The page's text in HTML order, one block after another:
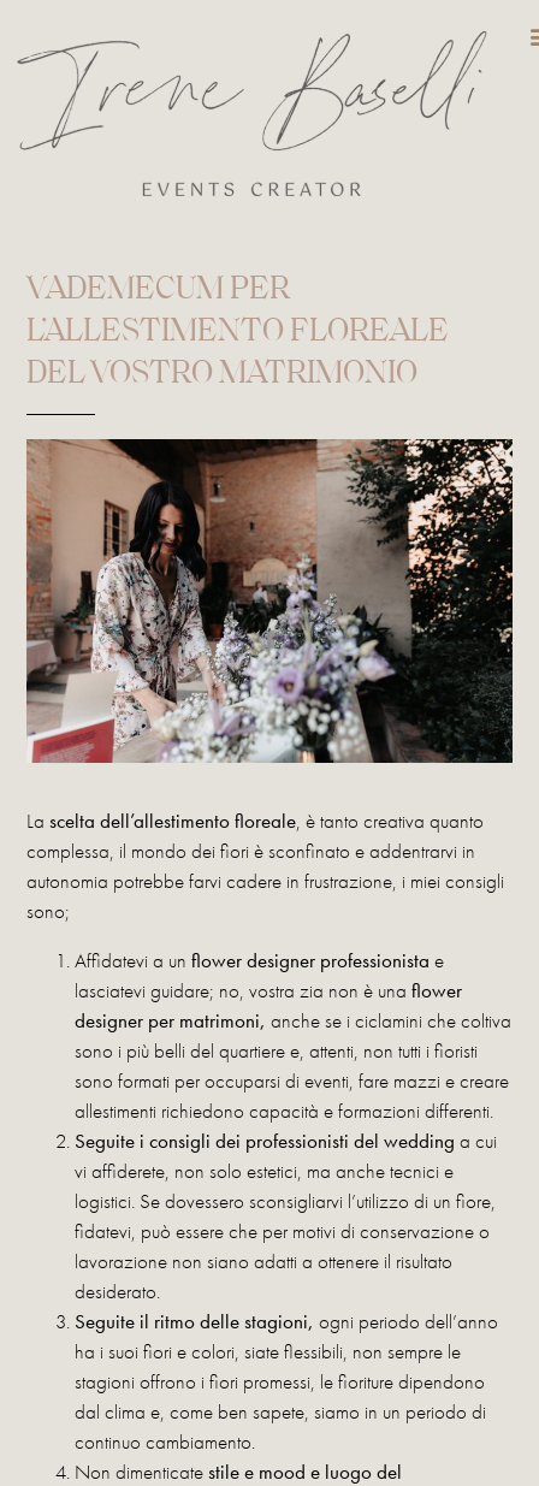
VADEMECUM PER
L’ALLESTIMENTO FLOREALE
DEL VOSTRO MATRIMONIO
Lascelta dell’allestimento floreale, è tanto creativa quanto
complessa, il mondo dei fiori è sconfinato e addentrarvi in
autonomia potrebbe farvi cadere in frustrazione, i miei consigli
sono;
Affidatevi a unflower designer professionista e
lasciatevi guidare; no, vostra zia non è unaflower
designer per matrimoni, anche se i ciclamini che coltiva
sono i più belli del quartiere e, attenti, non tutti i fioristi
sono formati per occuparsi di eventi, fare mazzi e creare
allestimenti richiedono capacità e formazioni differenti.
Seguite i consigli dei professionisti del wedding a cui
vi affiderete, non solo estetici, ma anche tecnici e
logistici. Se dovessero sconsigliarvi l’utilizzo di un fiore,
fidatevi, può essere che per motivi di conservazione o
lavorazione non siano adatti a ottenere il risultato
desiderato.
Seguite il ritmo delle stagioni, ogni periodo dell’anno
ha i suoi fiori e colori, siate flessibili, non sempre le
stagioni offrono i fiori promessi, le fioriture dipendono
dal clima e, come ben sapete, siamo in un periodo di
continuo cambiamento.
Non dimenticatestile e mood e luogo del